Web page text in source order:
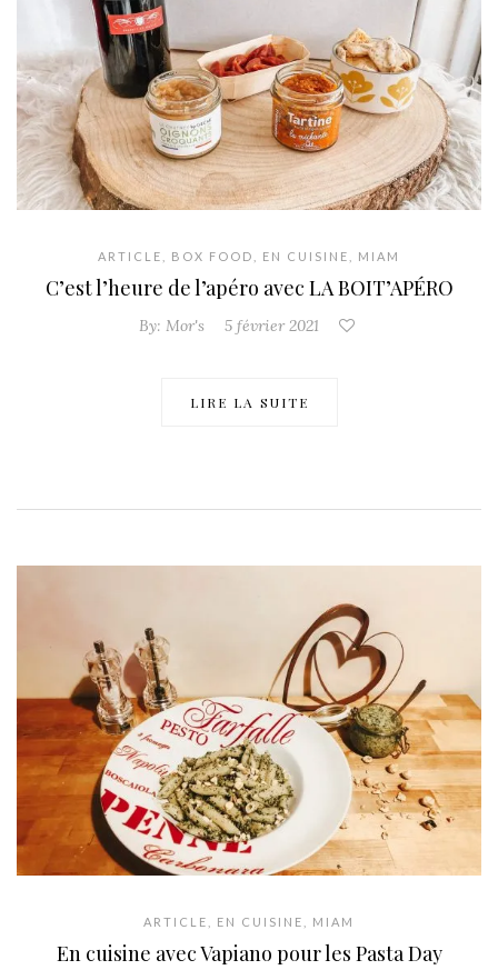
ARTICLE BOX FOOD EN CUISINE MIAM
C’est l’heure de l’apéro avec LA BOIT’APÉRO
By: Mor's 5 février 2021
LIRE LA SUITE
ARTICLE EN CUISINE MIAM
En cuisine avec Vapiano pour les Pasta Day